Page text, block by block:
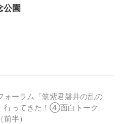
公園
ォーラム「筑紫君磐井の乱の
行ってきた！④面白トーク
半）